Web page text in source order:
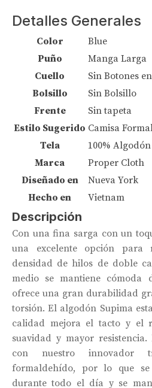
Detalles Generales
Color
Blue
Puño
Manga Larga
Cuello
Sin Botones
Bolsillo
Sin Bolsillo
Frente
Sin tapeta
Estilo Sugerido Camisa
Tela
100% Algodón
Marca
Proper Cloth
Diseñado en
Nueva York
Hecho en
Vietnam
Descripción
Con una fina sarga con un
una excelente opción para
densidad de hilos de doble
medio se mantiene
ofrece una gran durabilidad
torsión. El algodón Supima
calidad mejora el tacto y el
suavidad y mayor
con nuestro innovador
formaldehído, por lo que
durante todo el día y se